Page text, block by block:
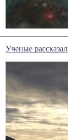
Ученые